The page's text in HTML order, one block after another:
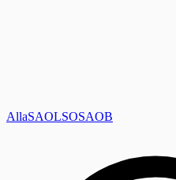
AllaSAOLSOSAOB